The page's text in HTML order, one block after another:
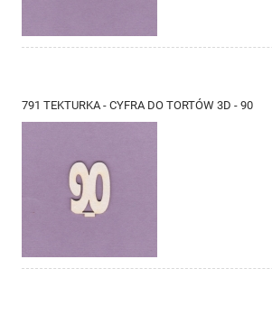
791 TEKTURKA - CYFRA DO TORTÓW 3D - 90